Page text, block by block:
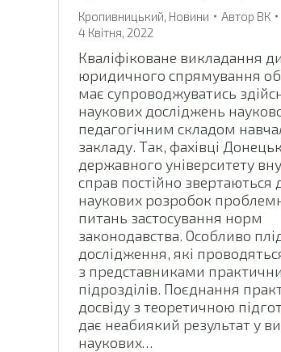
Кропивницький, Новини Автор ВК
4 Квітня, 2022
Кваліфіковане викладання
юридичного спрямування
має супроводжуватись
наукових досліджень
педагогічним складом
закладу. Так, фахівці
державного університету
справ постійно звертаються
наукових розробок
питань застосування норм
законодавства. Особливо
дослідження, які
з представниками
підрозділів. Поєднання
досвіду з теоретичною
дає неабиякий результат у
наукових…